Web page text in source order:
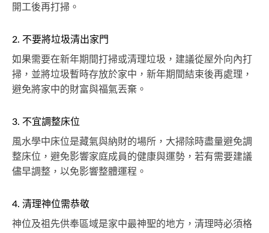
開工後再打掃。
2. 不要將垃圾清出家門
如果需要在新年期間打掃或清理垃圾，建議從屋外向內打
掃，並將垃圾暫時存放於家中，新年期間結束後再處理，
避免將家中的財富與福氣丟棄。
3. 不宜調整床位
風水學中床位是藏氣與納財的場所，大掃除時盡量避免調
整床位，避免影響家庭成員的健康與運勢，若有需要建議
儘早調整，以免影響整體運程。
4. 清理神位需恭敬
神位及祖先供奉區域是家中最神聖的地方，清理時必須格